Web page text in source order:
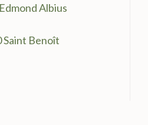
Albius
Saint Benoît